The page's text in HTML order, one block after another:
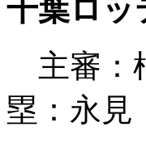
千葉ロッ
主審
塁：永見